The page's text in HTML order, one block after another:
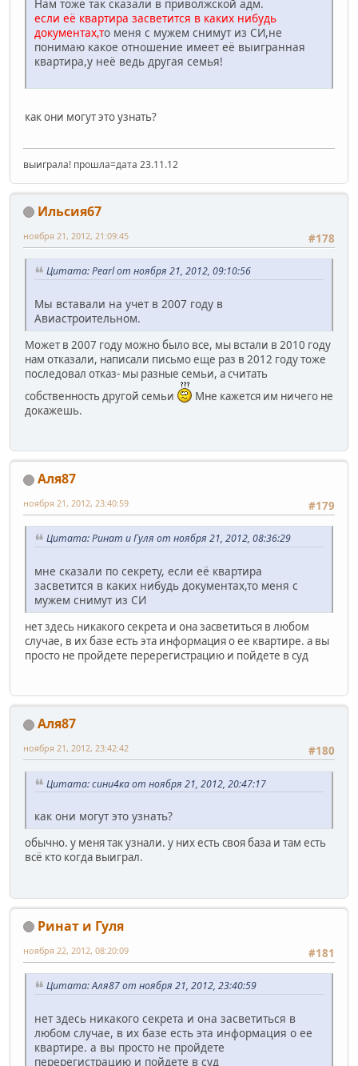
Нам тоже так сказали в приволжской адм.
если её квартира засветится в каких нибудь
документах,то меня с мужем снимут из СИ,не
понимаю какое отношение имеет её выигранная
квартира,у неё ведь другая семья!
как они могут это узнать?
выиграла! прошла=дата 23.11.12
Ильсия67
#178
ноября 21, 2012, 21:09:45
Цитата: Pearl от ноября 21, 2012, 09:10:56
Мы вставали на учет в 2007 году в
Авиастроительном.
Может в 2007 году можно было все, мы встали в 2010 году
нам отказали, написали письмо еще раз в 2012 году тоже
последовал отказ- мы разные семьи, а считать
собственность другой семьи
Мне кажется им ничего не
докажешь.
Аля87
#179
ноября 21, 2012, 23:40:59
Цитата: Ринат и Гуля от ноября 21, 2012, 08:36:29
мне сказали по секрету, если её квартира
засветится в каких нибудь документах,то меня с
мужем снимут из СИ
нет здесь никакого секрета и она засветиться в любом
случае, в их базе есть эта информация о ее квартире. а вы
просто не пройдете перерегистрацию и пойдете в суд
Аля87
#180
ноября 21, 2012, 23:42:42
Цитата: сини4ка от ноября 21, 2012, 20:47:17
как они могут это узнать?
обычно. у меня так узнали. у них есть своя база и там есть
всё кто когда выиграл.
Ринат и Гуля
#181
ноября 22, 2012, 08:20:09
Цитата: Аля87 от ноября 21, 2012, 23:40:59
нет здесь никакого секрета и она засветиться в
любом случае, в их базе есть эта информация о ее
квартире. а вы просто не пройдете
перерегистрацию и пойдете в суд